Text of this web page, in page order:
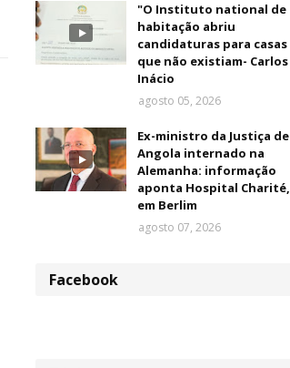
"O Instituto national de
habitação abriu
candidaturas para casas
que não existiam- Carlos
Inácio
agosto 05, 2026
Ex-ministro da Justiça de
Angola internado na
Alemanha: informação
aponta Hospital Charité,
em Berlim
agosto 07, 2026
Facebook